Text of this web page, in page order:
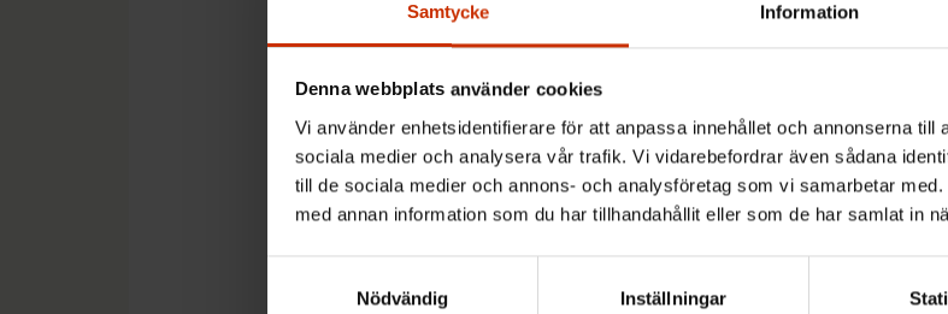
Samtycke Information
Denna webbplats använder cookies
Vi använder enhetsidentifierare för att anpassa innehållet och annonserna till
sociala medier och analysera vår trafik. Vi vidarebefordrar även sådana
till de sociala medier och annons- och analysföretag som vi samarbetar
med annan information som du har tillhandahållit eller som de har samlat in
Nödvändig
Inställningar
Fler goda jobb, ordentliga skyddsnät och trygg förändring.
Målet är hög sysselsättning, ett högklassigt socialskydd och
sker förändringar av olika slag.